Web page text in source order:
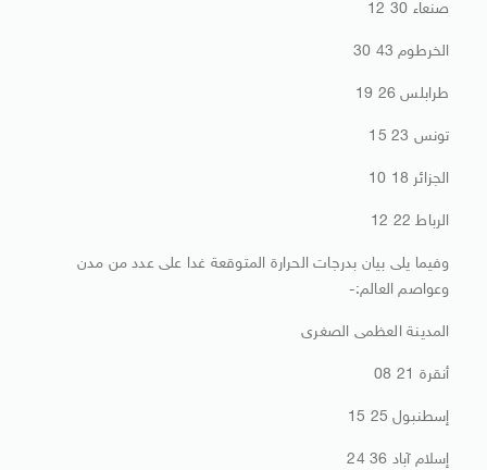
صنعاء 30 12
الخرطوم 43 30
طرابلس 26 19
تونس 23 15
الجزائر 18 10
الرباط 22 12
وفيما يلى بيان بدرجات الحرارة المتوقعة غدا على عدد من مدن
وعواصم العالم:-
المدينة العظمى الصغرى
أنقرة 21 08
إسطنبول 25 15
إسلام آباد 36 24